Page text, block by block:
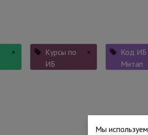
×
Курсы по
ИБ
×
Код ИБ
Митап
Мы используем